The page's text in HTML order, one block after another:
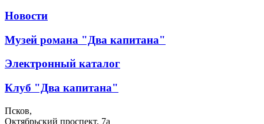
Новости
Музей романа "Два капитана"
Электронный каталог
Клуб "Два капитана"
Псков,
Октябрьский проспект, 7a